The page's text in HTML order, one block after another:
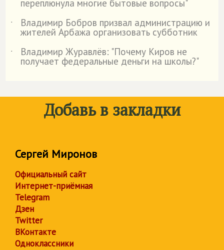
переплюнула многие бытовые вопросы"
˙
Владимир Бобров призвал администрацию и
жителей Арбажа организовать субботник
˙
Владимир Журавлёв: "Почему Киров не
получает федеральные деньги на школы?"
Добавь в закладки
Сергей Миронов
Официальный сайт
Интернет-приёмная
Telegram
Дзен
Twitter
ВКонтакте
Одноклассники